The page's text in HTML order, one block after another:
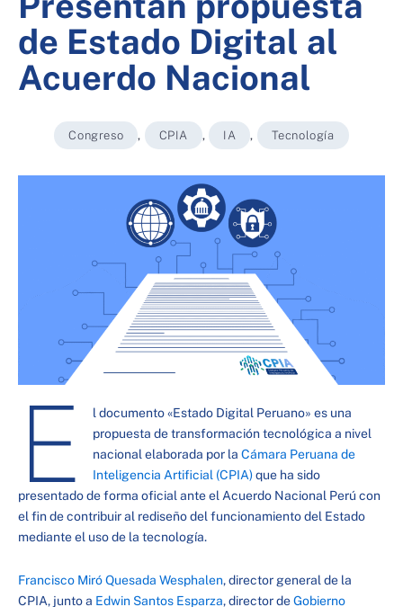
de Estado Digital al
Acuerdo Nacional
Congreso , CPIA , IA , Tecnología
E
l documento «Estado Digital Peruano» es una
propuesta de transformación tecnológica a nivel
nacional elaborada por la Cámara Peruana de
Inteligencia Artificial (CPIA)que ha sido
presentado de forma oficial ante el Acuerdo Nacional Perú con
el fin de contribuir al rediseño del funcionamiento del Estado
mediante el uso de la tecnología.
Francisco Miró Quesada Wesphalen, director general de la
CPIA, junto a Edwin Santos Esparza, director deGobierno